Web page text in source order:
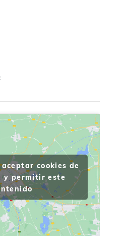
cookies de
y permitir este